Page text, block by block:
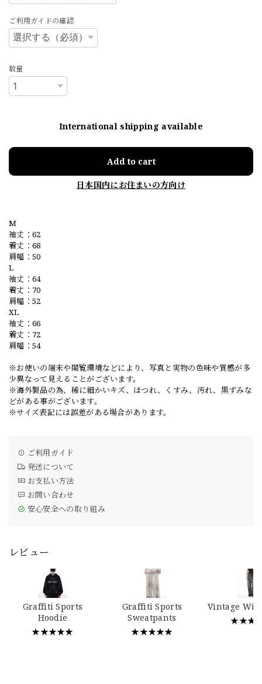
ご利用ガイドの確認
数量
International shipping available
Add to cart
日本国内にお住まいの方向け
M
袖丈：62
着丈：68
肩幅：50
L
袖丈：64
着丈：70
肩幅：52
XL
袖丈：66
着丈：72
肩幅：54
※お使いの端末や閲覧環境などにより、写真と実物の色味や質感が多
少異なって見えることがございます。
※海外製品の為、稀に細かいキズ、ほつれ、くすみ、汚れ、黒ずみな
どがある事がございます。
※サイズ表記には誤差がある場合があります。
ご利用ガイド
発送について
お支払い方法
お問い合わせ
安心安全への取り組み
レビュー
Graffiti Sports
Hoodie
★★★★★
Graffiti Sports
Sweatpants
★★★★★
Vintage